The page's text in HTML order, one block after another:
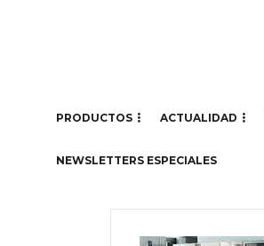
PRODUCTOS ACTUALIDAD
NEWSLETTERS ESPECIALES